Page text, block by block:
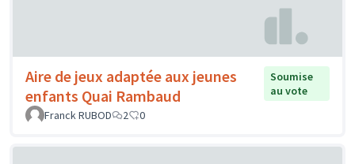
Aire de jeux adaptée aux jeunes
enfants Quai Rambaud
Soumise
au vote
Franck RUBOD
2 0